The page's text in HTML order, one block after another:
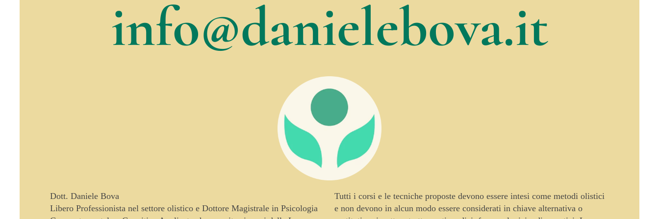
info@danielebova.it
Dott. Daniele Bova
Libero Professionista nel settore olistico e Dottore Magistrale in Psicologia
Tutti i corsi e le tecniche proposte devono essere intesi come metodi olistici
e non devono in alcun modo essere considerati in chiave alternativa o